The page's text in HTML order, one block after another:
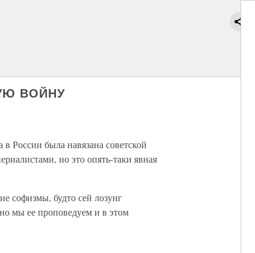
ВОЙНУ
России была навязана советской
но это опять-таки явная
софизмы, будто сей лозунг
мы ее проповедуем и в этом